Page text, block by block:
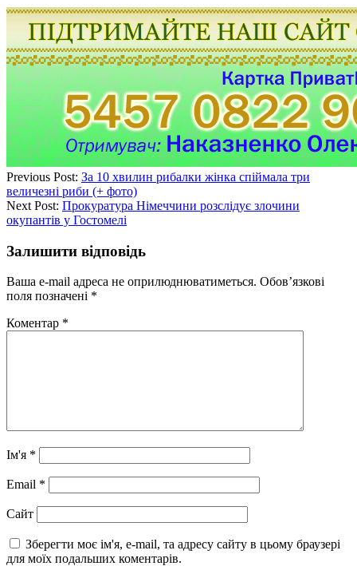
Previous Post: За 10 хвилин рибалки жінка спіймала три
величезні риби (+ фото)
Next Post: Прокуратура Німеччини розслідує злочини
окупантів у Гостомелі
Залишити відповідь
Ваша e-mail адреса не оприлюднюватиметься. Обов’язкові
поля позначені *
Коментар *
Ім'я *
Email *
Сайт
Зберегти моє ім'я, e-mail, та адресу сайту в цьому браузері
для моїх подальших коментарів.